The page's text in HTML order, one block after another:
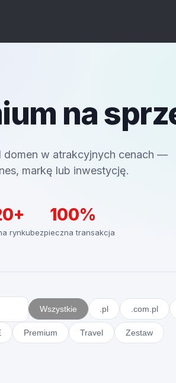
na
domen w atrakcyjnych cenach —
markę lub inwestycję.
rynku
100%
bezpieczna transakcja
Wszystkie .pl .com.pl
Premium Travel Zestaw